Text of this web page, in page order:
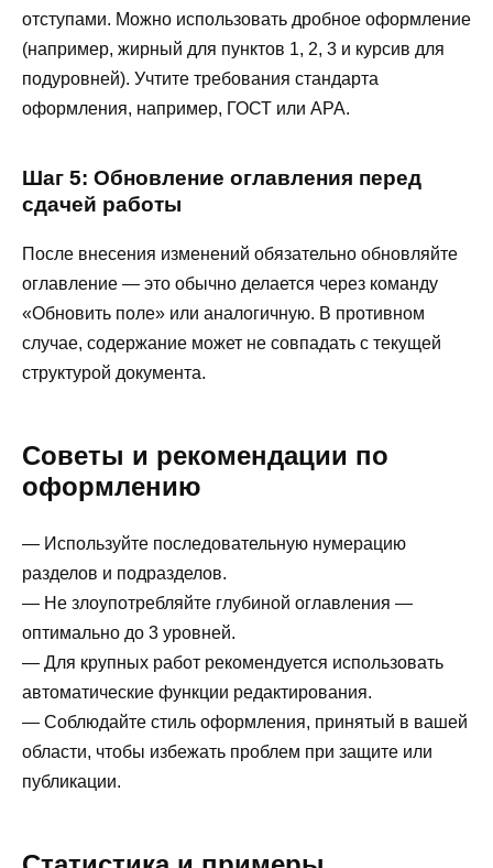
отступами. Можно использовать дробное оформление
(например, жирный для пунктов 1, 2, 3 и курсив для
подуровней). Учтите требования стандарта
оформления, например, ГОСТ или APA.
Шаг 5: Обновление оглавления перед
сдачей работы
После внесения изменений обязательно обновляйте
оглавление — это обычно делается через команду
«Обновить поле» или аналогичную. В противном
случае, содержание может не совпадать с текущей
структурой документа.
Советы и рекомендации по
оформлению
— Используйте последовательную нумерацию
разделов и подразделов.
— Не злоупотребляйте глубиной оглавления —
оптимально до 3 уровней.
— Для крупных работ рекомендуется использовать
автоматические функции редактирования.
— Соблюдайте стиль оформления, принятый в вашей
области, чтобы избежать проблем при защите или
публикации.